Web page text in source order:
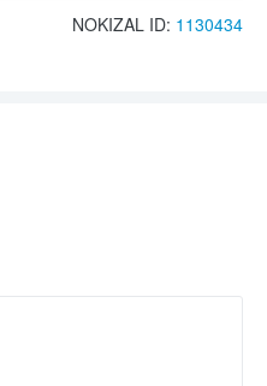
NOKIZAL ID: 1130434